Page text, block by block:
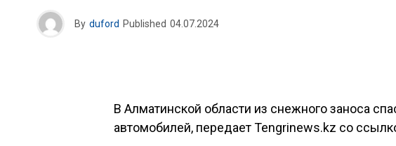
By duford Published 04.07.2024
В Алматинской области из снежного заноса
автомобилей, передает Tengrinews.kz со